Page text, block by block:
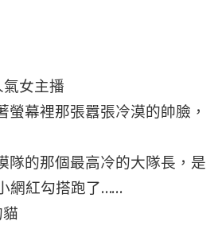
女主播
螢幕裡那張囂張冷漠的帥臉，
隊的那個最高冷的大隊長，是
網紅勾搭跑了……